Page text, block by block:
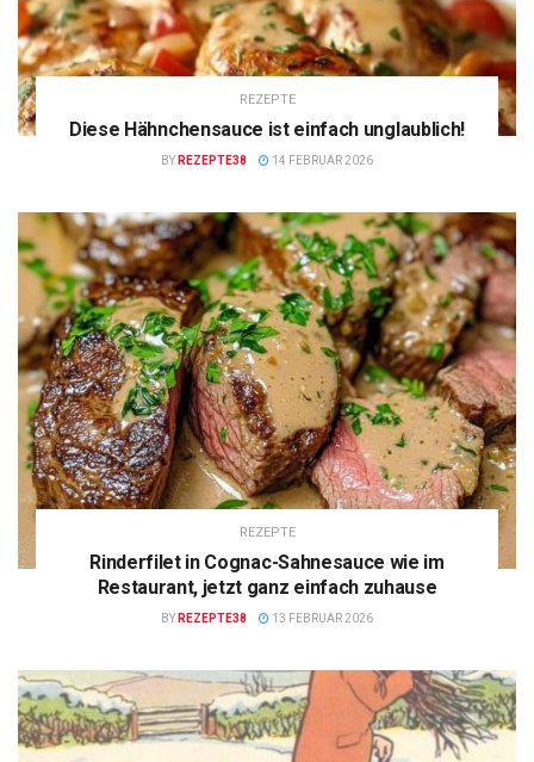
REZEPTE
Diese Hähnchensauce ist einfach unglaublich!
BY REZEPTE38 14 FEBRUAR 2026
REZEPTE
Rinderfilet in Cognac-Sahnesauce wie im
Restaurant, jetzt ganz einfach zuhause
BY REZEPTE38 13 FEBRUAR 2026